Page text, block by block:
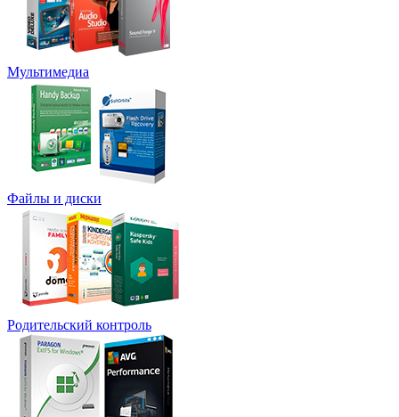
Мультимедиа
Файлы и диски
Родительский контроль